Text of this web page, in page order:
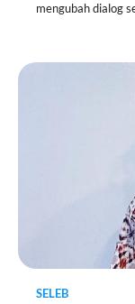
mengubah dialog
SELEB